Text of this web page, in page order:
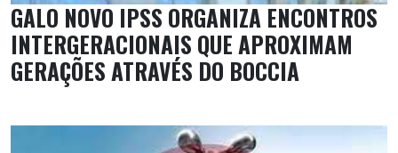
GALO NOVO IPSS ORGANIZA ENCONTROS
INTERGERACIONAIS QUE APROXIMAM
GERAÇÕES ATRAVÉS DO BOCCIA